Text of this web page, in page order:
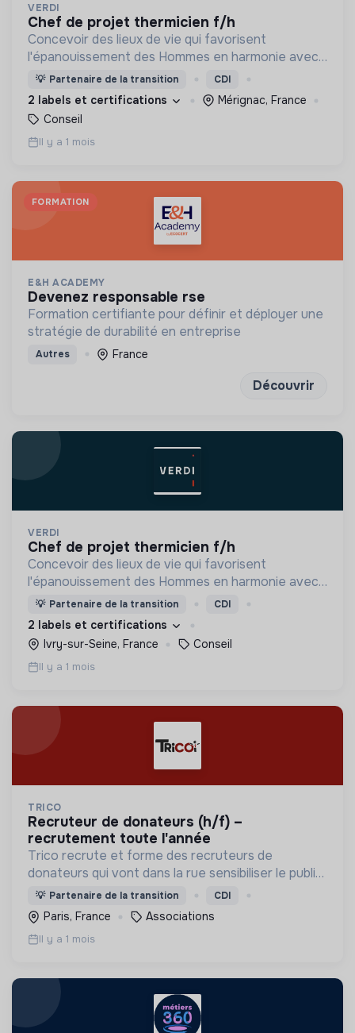
VERDI
chef de projet thermicien f/h
Concevoir des lieux de vie qui favorisent
l'épanouissement des Hommes en harmonie avec
leur environnement.
💡 Partenaire de la transition CDI
2 labels et certifications
Mérignac, France
Conseil
Il y a 1 mois
FORMATION
E&H ACADEMY
devenez responsable rse
Formation certifiante pour définir et déployer une
stratégie de durabilité en entreprise
Autres France
Découvrir
VERDI
chef de projet thermicien f/h
Concevoir des lieux de vie qui favorisent
l'épanouissement des Hommes en harmonie avec
leur environnement.
💡 Partenaire de la transition CDI
2 labels et certifications
Ivry-sur-Seine, France
Conseil
Il y a 1 mois
TRICO
recruteur de donateurs (h/f) –
recrutement toute l'année
Trico recrute et forme des recruteurs de
donateurs qui vont dans la rue sensibiliser le public
et collecter des fonds pour permettre aux ONG
de financer leurs projets.
💡 Partenaire de la transition CDI
Paris, France Associations
Il y a 1 mois